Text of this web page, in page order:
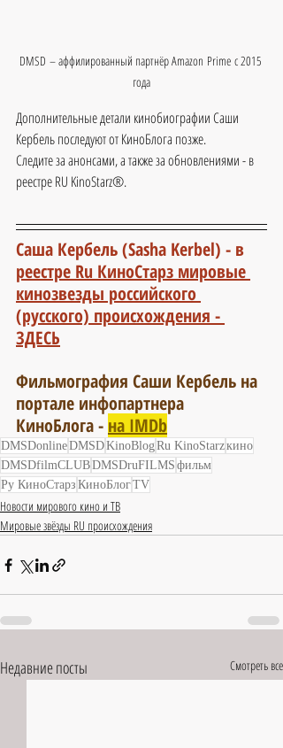
DMSD – аффилированный партнёр Amazon Prime с 2015
года
Дополнительные детали кинобиографии Саши
Кербель последуют от КиноБлога позже.
Следите за анонсами, а также за обновлениями - в
реестре RU KinoStarz®.
Саша Кербель (Sasha Kerbel) - в
реестре Ru КиноСтарз мировые
кинозвезды российского
(русского) происхождения -
ЗДЕСЬ
Фильмография Саши Кербель на
портале инфопартнера
КиноБлога - на IMDb
DMSDonlineDMSDKinoBlogRu KinoStarzкино
DMSDfilmCLUBDMSDruFILMS фильм
Ру КиноСтарз КиноБлогTV
Новости мирового кино и ТВ
Мировые звёзды RU происхождения
Недавние посты Смотреть все